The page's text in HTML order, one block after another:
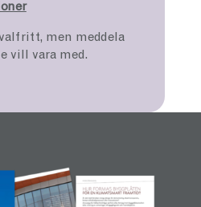
men meddela
vill vara med.